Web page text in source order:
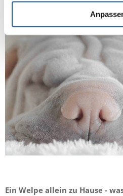
Ein Welpe allein zu Hause -